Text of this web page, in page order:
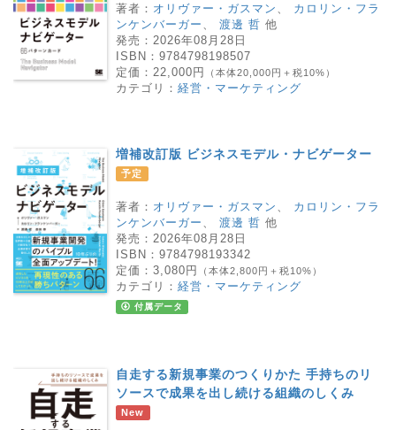
著者： オリヴァー・ガスマン
カロリン・フラ
ンケンバーガー
渡邊 哲 他
発売： 2026年08月28日
ISBN： 9784798198507
定価： 22,000円 （本体20,000円＋税10%）
カテゴリ： 経営・マーケティング
増補改訂版 ビジネスモデル・ナビゲーター
予定
著者： オリヴァー・ガスマン
カロリン・フラ
ンケンバーガー
渡邊 哲 他
発売： 2026年08月28日
ISBN： 9784798193342
定価： 3,080円 （本体2,800円＋税10%）
カテゴリ： 経営・マーケティング
付属データ
自走する新規事業のつくりかた 手持ちのリ
ソースで成果を出し続ける組織のしくみ
New